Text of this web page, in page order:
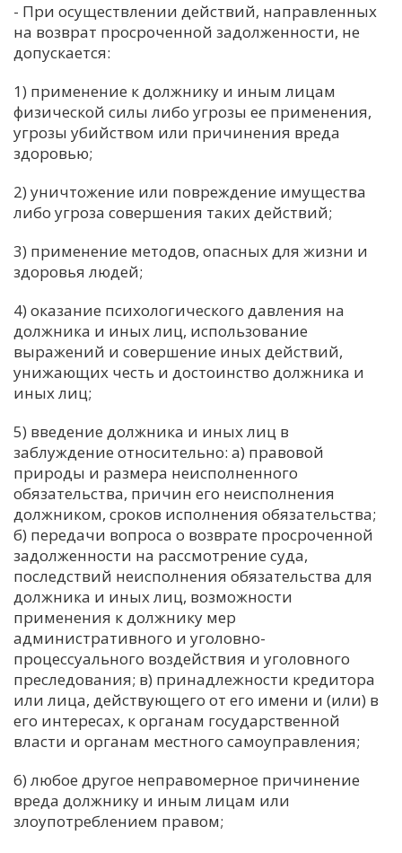
Е
И
К
М
Н
У
Ч
- При осуществлении действий, направленных
на возврат просроченной задолженности, не
допускается:
1) применение к должнику и иным лицам
физической силы либо угрозы ее применения,
угрозы убийством или причинения вреда
здоровью;
2) уничтожение или повреждение имущества
либо угроза совершения таких действий;
3) применение методов, опасных для жизни и
здоровья людей;
4) оказание психологического давления на
должника и иных лиц, использование
выражений и совершение иных действий,
унижающих честь и достоинство должника и
иных лиц;
5) введение должника и иных лиц в
заблуждение относительно: а) правовой
природы и размера неисполненного
обязательства, причин его неисполнения
должником, сроков исполнения обязательства;
б) передачи вопроса о возврате просроченной
задолженности на рассмотрение суда,
последствий неисполнения обязательства для
должника и иных лиц, возможности
применения к должнику мер
административного и уголовно-
процессуального воздействия и уголовного
преследования; в) принадлежности кредитора
или лица, действующего от его имени и (или) в
его интересах, к органам государственной
власти и органам местного самоуправления;
6) любое другое неправомерное причинение
вреда должнику и иным лицам или
злоупотреблением правом;